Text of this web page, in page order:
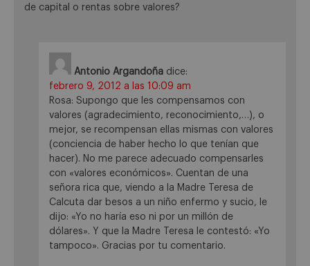
de capital o rentas sobre valores?
Antonio Argandoña dice:
febrero 9, 2012 a las 10:09 am
Rosa: Supongo que les compensamos con
valores (agradecimiento, reconocimiento,…), o
mejor, se recompensan ellas mismas con valores
(conciencia de haber hecho lo que tenían que
hacer). No me parece adecuado compensarles
con «valores económicos». Cuentan de una
señora rica que, viendo a la Madre Teresa de
Calcuta dar besos a un niño enfermo y sucio, le
dijo: «Yo no haría eso ni por un millón de
dólares». Y que la Madre Teresa le contestó: «Yo
tampoco». Gracias por tu comentario.